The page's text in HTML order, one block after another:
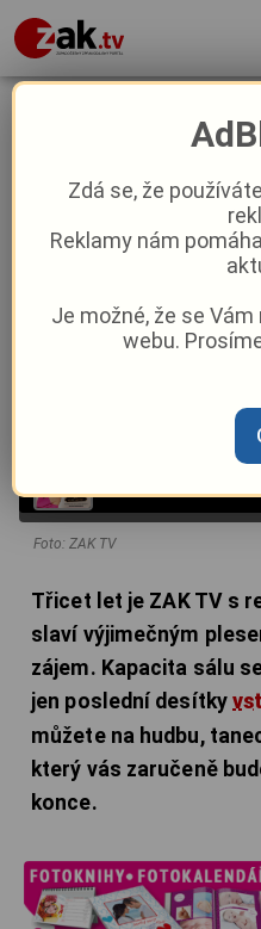
Třicet let s
hlásí téměř
Foto: ZAK TV
Třicet let je ZAK TV s
slaví výjimečným
zájem. Kapacita sálu
jen poslední desítky
můžete na hudbu,
který vás zaručeně
konce.
Zdá se, že
Reklamy nám
Je možné, že se
webu.